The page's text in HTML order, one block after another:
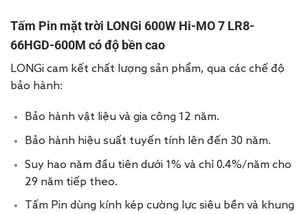
Tấm Pin mặt trời LONGi 600W Hi-MO 7 LR8-
66HGD-600M có độ bền cao
LONGi cam kết chất lượng sản phẩm, qua các chế độ
bảo hành:
Bảo hành vật liệu và gia công 12 năm.
Bảo hành hiệu suất tuyến tính lên đến 30 năm.
Suy hao năm đầu tiên dưới 1% và chỉ 0.4%/năm cho
29 năm tiếp theo.
Tấm Pin dùng kính kép cường lực siêu bền và khung